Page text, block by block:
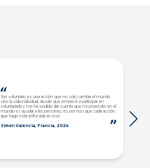
Ser voluntario es una acción que no solo cambia el mundo
sino la vida individual, desde que empecé a participar en
voluntariados me he podido dar cuenta que mi propósito en el
mundo es ayudar a las personas, es por eso que cada acción
que hago está enfocada en eso.
Simón Valencia, Francia, 2024